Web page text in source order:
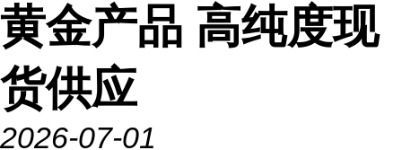
黄金产品 高纯度现
货供应
2026-07-01